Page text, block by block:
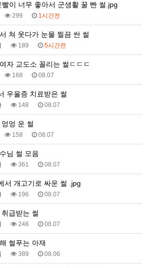
빨이 너무 좋아서 군생활 꿀 빤 썰.jpg
299 1시간전
쳐 웃다가 눈물 찔끔 싼 썰
189 5시간전
자 교도소 꼴리는 썰ㄷㄷㄷ
168 08.07
우울증 치료받은 썰
148 08.07
엉 운 썰
158 08.07
님 썰 모음
361 08.07
서 개고기로 싸운 썰 .jpg
196 08.07
급받는 썰
246 08.07
썰푸는 아재
389 08.06